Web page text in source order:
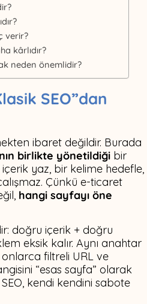
verir?
kârlıdır?
neden önemlidir?
SEO”dan
ibaret değildir. Burada
birlikte yönetildiğibir
yaz, bir kelime hedefle,
Çünkü e-ticaret
hangi sayfayı öne
doğru içerik + doğru
eksik kalır. Aynı anahtar
onlarca filtreli URL ve
“esas sayfa” olarak
kendi kendini sabote